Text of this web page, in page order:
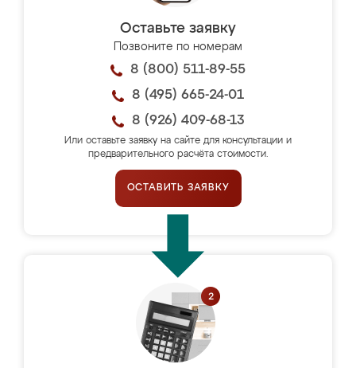
Оставьте заявку
Позвоните по номерам
8 (800) 511-89-55
8 (495) 665-24-01
8 (926) 409-68-13
Или оставьте заявку на сайте для консультации и
предварительного расчёта стоимости.
ОСТАВИТЬ ЗАЯВКУ